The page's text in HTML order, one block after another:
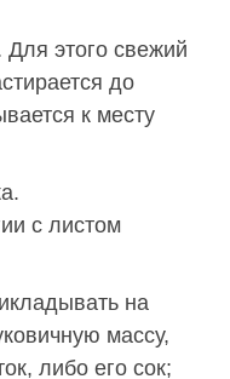
этого свежий
до
к месту
с листом
на
массу,
либо его сок;